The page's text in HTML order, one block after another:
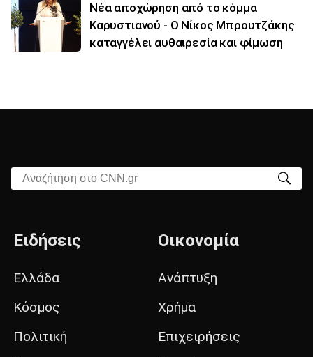
Νέα αποχώρηση από το κόμμα
Καρυστιανού - Ο Νίκος Μπρουτζάκης
καταγγέλει αυθαιρεσία και φίμωση
Αναζήτηση στο CNN.gr
Ειδήσεις
Ελλάδα
Κόσμος
Πολιτική
Οικονομία
Ανάπτυξη
Χρήμα
Επιχειρήσεις